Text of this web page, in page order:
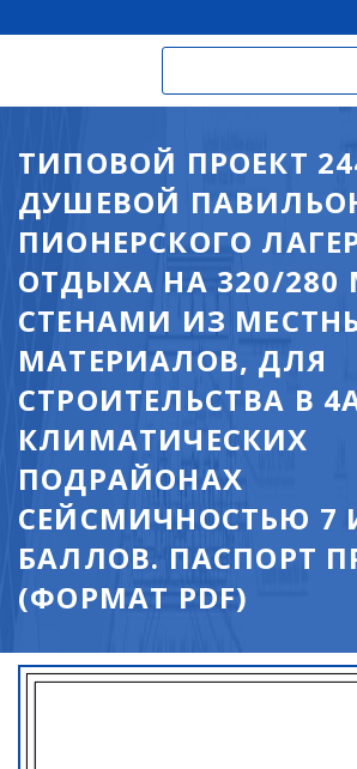
ТИПОВОЙ ПРОЕКТ
ДУШЕВОЙ
ПИОНЕРСКОГО
ОТДЫХА НА 320/280
СТЕНАМИ ИЗ
МАТЕРИАЛОВ, ДЛЯ
СТРОИТЕЛЬСТВА В
КЛИМАТИЧЕСКИХ
ПОДРАЙОНАХ
СЕЙСМИЧНОСТЬЮ 7
БАЛЛОВ. ПАСПОРТ
(ФОРМАТ PDF)